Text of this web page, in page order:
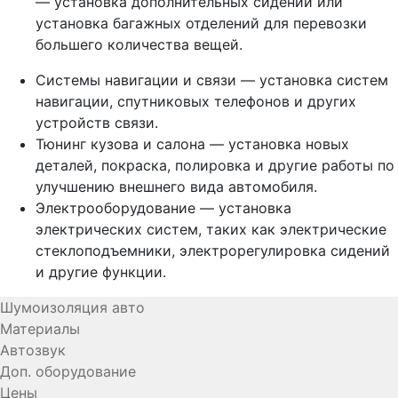
установка багажных отделений для перевозки
большего количества вещей.
Системы навигации и связи — установка систем
навигации, спутниковых телефонов и других
устройств связи.
Тюнинг кузова и салона — установка новых
деталей, покраска, полировка и другие работы по
улучшению внешнего вида автомобиля.
Электрооборудование — установка
электрических систем, таких как электрические
стеклоподъемники, электрорегулировка сидений
и другие функции.
Шумоизоляция авто
Материалы
Автозвук
Доп. оборудование
Цены